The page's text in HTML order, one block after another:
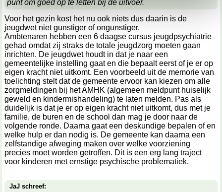
kunnen ontvangen en verwerken.
punt om goed op te letten bij de uitvoer.
Voor het gezin kost het nu ook niets dus daarin is de
jeugdwet niet gunstiger of ongunstiger.
Ambtenaren hebben een 6 daagse cursus jeugdpsychiatrie
gehad omdat zij straks de totale jeugdzorg moeten gaan
inrichten. De jeugdwet houdt in dat je naar een
gemeentelijke instelling gaat en die bepaalt eerst of je er op
eigen kracht niet uitkomt. Een voorbeeld uit de memorie van
toelichting stelt dat de gemeente ervoor kan kiezen om alle
zorgmeldingen bij het AMHK (algemeen meldpunt huiselijk
geweld en kindermishandeling) te laten melden. Pas als
duidelijk is dat je er op eigen kracht niet uitkomt, dus met je
familie, de buren en de school dan mag je door naar de
volgende ronde. Daarna gaat een deskundige bepalen of en
welke hulp er dan nodig is. De gemeente kan daarna een
zelfstandige afweging maken over welke voorziening
precies moet worden getroffen. Dit is een erg lang traject
voor kinderen met ernstige psychische problematiek.
JaJ schreef: